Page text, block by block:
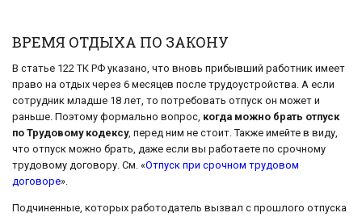
ВРЕМЯ ОТДЫХА ПО ЗАКОНУ
В статье 122 ТК РФ указано, что вновь прибывший работник имеет
право на отдых через 6 месяцев после трудоустройства. А если
сотрудник младше 18 лет, то потребовать отпуск он может и
раньше. Поэтому формально вопрос, когда можно брать отпуск
по Трудовому кодексу, перед ним не стоит. Также имейте в виду,
что отпуск можно брать, даже если вы работаете по срочному
трудовому договору. См. «Отпуск при срочном трудовом
договоре».
Подчиненные, которых работодатель вызвал с прошлого отпуска